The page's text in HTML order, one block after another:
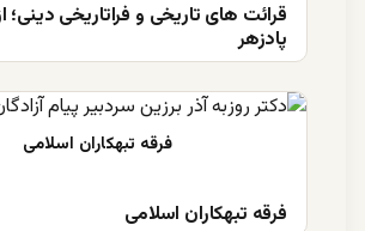
قرائت های تاریخی و فراتاریخی
پادزهر
فرقه تبهکاران اسلامی